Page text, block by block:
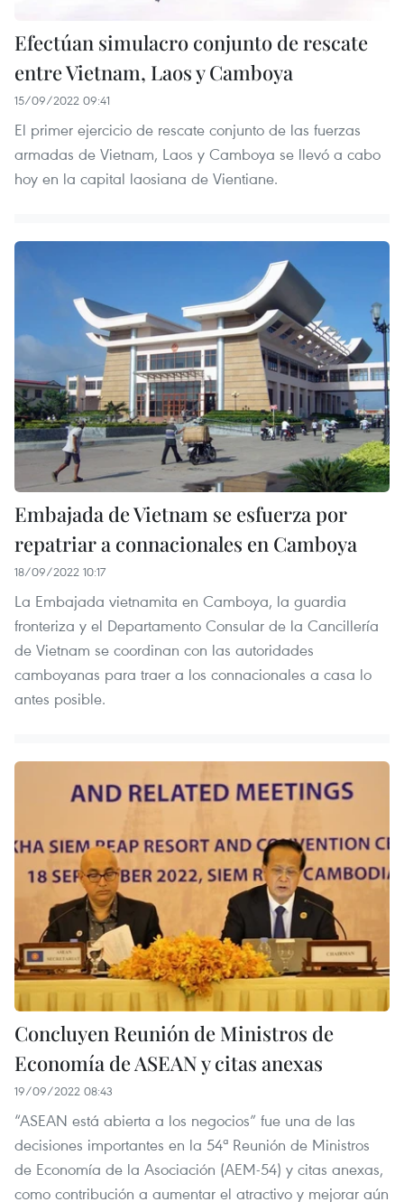
Efectúan simulacro conjunto de rescate
entre Vietnam, Laos y Camboya
15/09/2022 09:41
El primer ejercicio de rescate conjunto de las fuerzas
armadas de Vietnam, Laos y Camboya se llevó a cabo
hoy en la capital laosiana de Vientiane.
Embajada de Vietnam se esfuerza por
repatriar a connacionales en Camboya
18/09/2022 10:17
La Embajada vietnamita en Camboya, la guardia
fronteriza y el Departamento Consular de la Cancillería
de Vietnam se coordinan con las autoridades
camboyanas para traer a los connacionales a casa lo
antes posible.
Concluyen Reunión de Ministros de
Economía de ASEAN y citas anexas
19/09/2022 08:43
“ASEAN está abierta a los negocios” fue una de las
decisiones importantes en la 54ª Reunión de Ministros
de Economía de la Asociación (AEM-54) y citas anexas,
como contribución a aumentar el atractivo y mejorar aún